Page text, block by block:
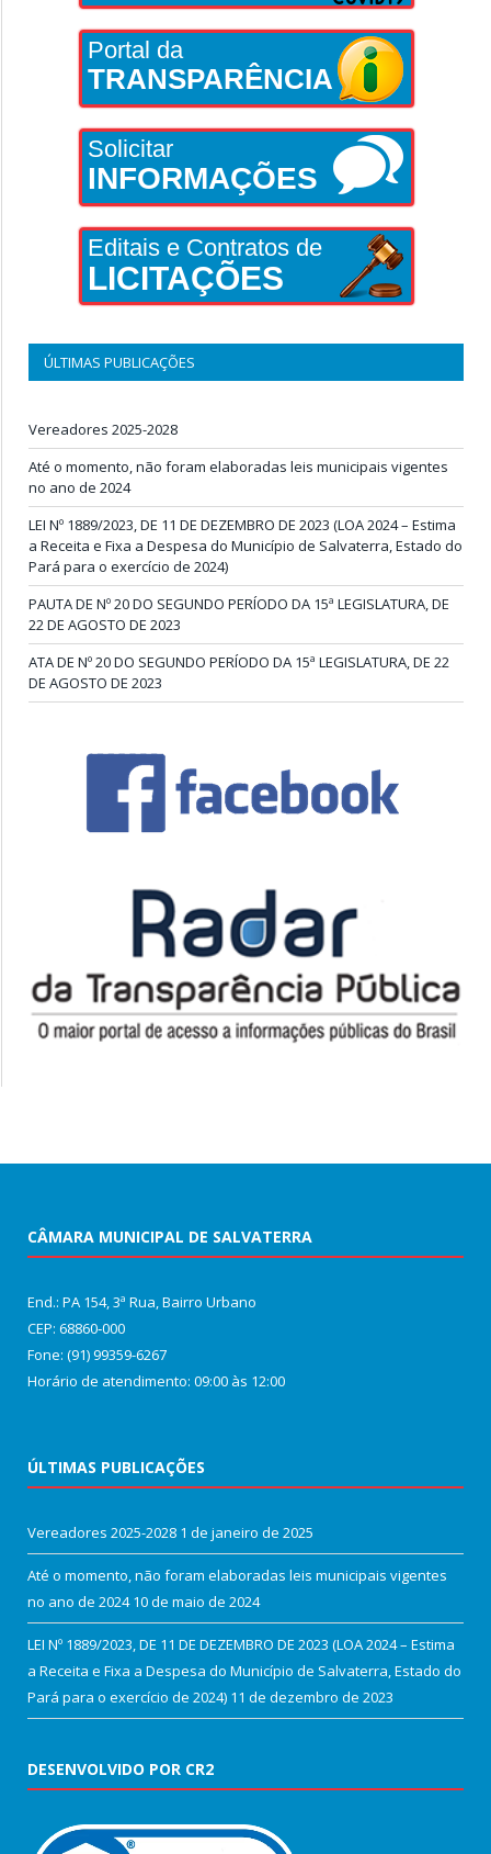
Portal da
TRANSPARÊNCIA
Solicitar
INFORMAÇÕES
Editais e Contratos de
LICITAÇÕES
ÚLTIMAS PUBLICAÇÕES
Vereadores 2025-2028
Até o momento, não foram elaboradas leis municipais vigentes
no ano de 2024
LEI Nº 1889/2023, DE 11 DE DEZEMBRO DE 2023 (LOA 2024 – Estima
a Receita e Fixa a Despesa do Município de Salvaterra, Estado do
Pará para o exercício de 2024)
PAUTA DE Nº 20 DO SEGUNDO PERÍODO DA 15ª LEGISLATURA, DE
22 DE AGOSTO DE 2023
ATA DE Nº 20 DO SEGUNDO PERÍODO DA 15ª LEGISLATURA, DE 22
DE AGOSTO DE 2023
CÂMARA MUNICIPAL DE SALVATERRA
End.: PA 154, 3ª Rua, Bairro Urbano
CEP: 68860‑000
Fone: (91) 99359-6267
Horário de atendimento: 09:00 às 12:00
ÚLTIMAS PUBLICAÇÕES
Vereadores 2025-2028 1 de janeiro de 2025
Até o momento, não foram elaboradas leis municipais vigentes
no ano de 2024 10 de maio de 2024
LEI Nº 1889/2023, DE 11 DE DEZEMBRO DE 2023 (LOA 2024 – Estima
a Receita e Fixa a Despesa do Município de Salvaterra, Estado do
Pará para o exercício de 2024) 11 de dezembro de 2023
DESENVOLVIDO POR CR2